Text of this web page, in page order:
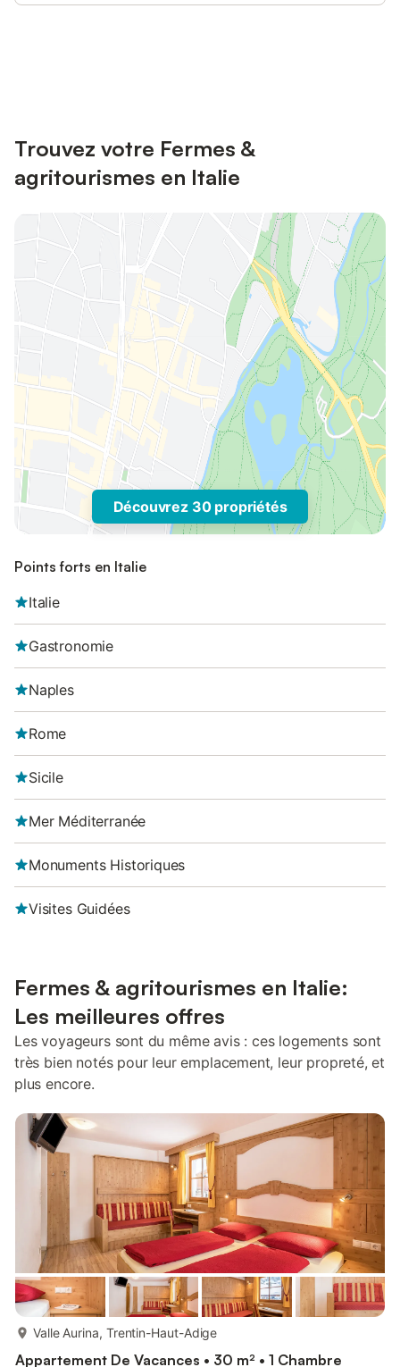
Trouvez votre Fermes &
agritourismes en Italie
Découvrez 30 propriétés
Points forts en Italie
Italie
Gastronomie
Naples
Rome
Sicile
Mer Méditerranée
Monuments Historiques
Visites Guidées
Fermes & agritourismes en Italie:
Les meilleures offres
Les voyageurs sont du même avis : ces logements sont
très bien notés pour leur emplacement, leur propreté, et
plus encore.
Valle Aurina, Trentin-Haut-Adige
Appartement De Vacances • 30 m² • 1 Chambre